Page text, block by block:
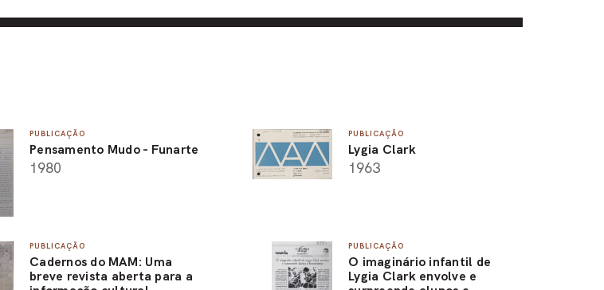
PUBLICAÇÃO
Pensamento Mudo - Funarte
1980
PUBLICAÇÃO
Lygia Clark
1963
PUBLICAÇÃO
Cadernos do MAM: Uma
breve revista aberta para a
PUBLICAÇÃO
O imaginário infantil de
Lygia Clark envolve e